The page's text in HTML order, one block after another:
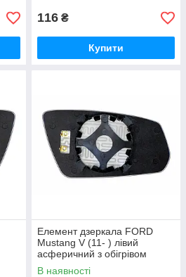
116 ₴
Купити
Елемент дзеркала FORD
Mustang V (11- ) лівий
асферичний з обігрівом
В наявності